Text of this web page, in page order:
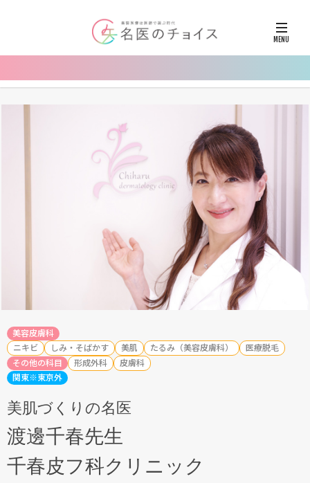
美容皮膚科
ニキビ
しみ・そばかす 美肌 たるみ（美容皮膚科）
医療脱毛
その他の科目
形成外科
皮膚科
関東※東京外
美肌づくりの名医
渡邊千春先生
千春皮フ科クリニック